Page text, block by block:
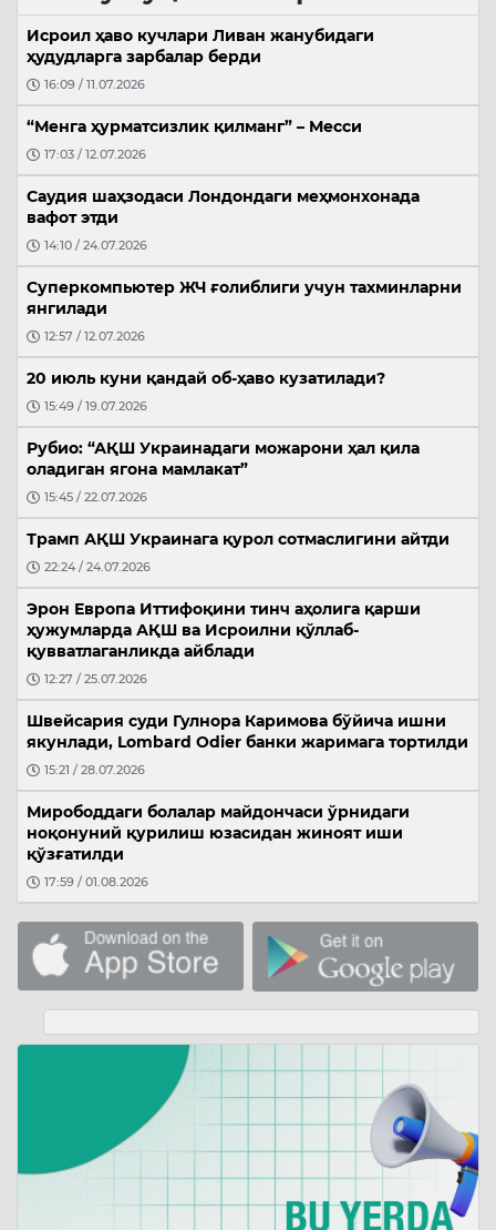
Исроил ҳаво кучлари Ливан жанубидаги
ҳудудларга зарбалар берди
16:09 / 11.07.2026
“Менга ҳурматсизлик қилманг” – Месси
17:03 / 12.07.2026
Саудия шаҳзодаси Лондондаги меҳмонхонада
вафот этди
14:10 / 24.07.2026
Суперкомпьютер ЖЧ ғолиблиги учун тахминларни
янгилади
12:57 / 12.07.2026
20 июль куни қандай об-ҳаво кузатилади?
15:49 / 19.07.2026
Рубио: “АҚШ Украинадаги можарони ҳал қила
оладиган ягона мамлакат”
15:45 / 22.07.2026
Трамп АҚШ Украинага қурол сотмаслигини айтди
22:24 / 24.07.2026
Эрон Европа Иттифоқини тинч аҳолига қарши
ҳужумларда АҚШ ва Исроилни қўллаб-
қувватлаганликда айблади
12:27 / 25.07.2026
Швейсария суди Гулнора Каримова бўйича ишни
якунлади, Lombard Odier банки жаримага тортилди
15:21 / 28.07.2026
Мирободдаги болалар майдончаси ўрнидаги
ноқонуний қурилиш юзасидан жиноят иши
қўзғатилди
17:59 / 01.08.2026